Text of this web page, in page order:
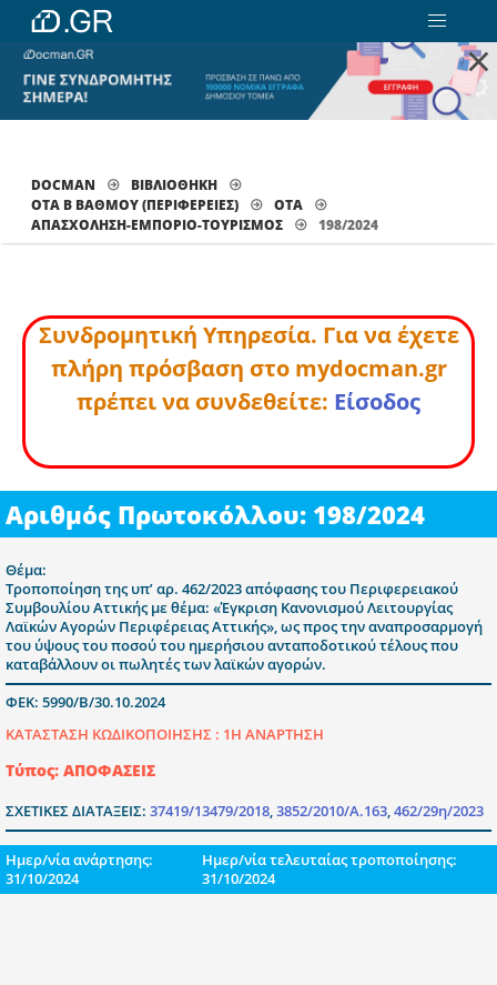
×
DOCMAN
ΒΙΒΛΙΟΘΗΚΗ
ΟΤΑ Β ΒΑΘΜΟΥ (ΠΕΡΙΦΕΡΕΙΕΣ)
ΟΤΑ
ΑΠΑΣΧΌΛΗΣΗ-ΕΜΠΌΡΙΟ-ΤΟΥΡΙΣΜΌΣ
198/2024
Συνδρομητική Υπηρεσία. Για να έχετε
πλήρη πρόσβαση στο mydocman.gr
πρέπει να συνδεθείτε: Είσοδος
Αριθμός Πρωτοκόλλου: 198/2024
Θέμα:
Τροποποίηση της υπ’ αρ. 462/2023 απόφασης του Περιφερειακού
Συμβουλίου Αττικής με θέμα: «Έγκριση Κανονισμού Λειτουργίας
Λαϊκών Αγορών Περιφέρειας Αττικής», ως προς την αναπροσαρμογή
του ύψους του ποσού του ημερήσιου ανταποδοτικού τέλους που
καταβάλλουν οι πωλητές των λαϊκών αγορών.
ΦΕΚ: 5990/Β/30.10.2024
ΚΑΤΑΣΤΑΣΗ ΚΩΔΙΚΟΠΟΙΗΣΗΣ : 1Η ΑΝΑΡΤΗΣΗ
Τύπος: ΑΠΟΦΑΣΕΙΣ
ΣΧΕΤΙΚΕΣ ΔΙΑΤΑΞΕΙΣ: 37419/13479/2018,3852/2010/Α.163,462/29η/2023
Ημερ/νία ανάρτησης:
31/10/2024
Ημερ/νία τελευταίας τροποποίησης:
31/10/2024